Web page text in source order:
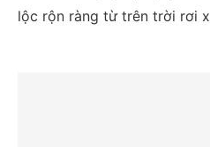
lộc rộn ràng từ trên trời rơi